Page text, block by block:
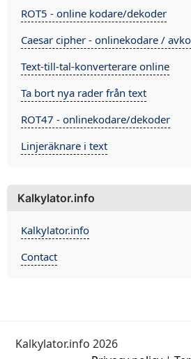
ROT5 - online kodare/dekoder
Caesar cipher - onlinekodare /
Text-till-tal-konverterare online
Ta bort nya rader från text
ROT47 - onlinekodare/dekoder
Linjeräknare i text
Kalkylator.info
Kalkylator.info
Contact
Kalkylator.info 2026